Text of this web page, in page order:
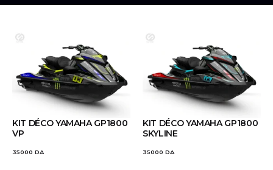
KIT DÉCO YAMAHA GP1800
VP
35000 DA
KIT DÉCO YAMAHA GP1800
SKYLINE
35000 DA